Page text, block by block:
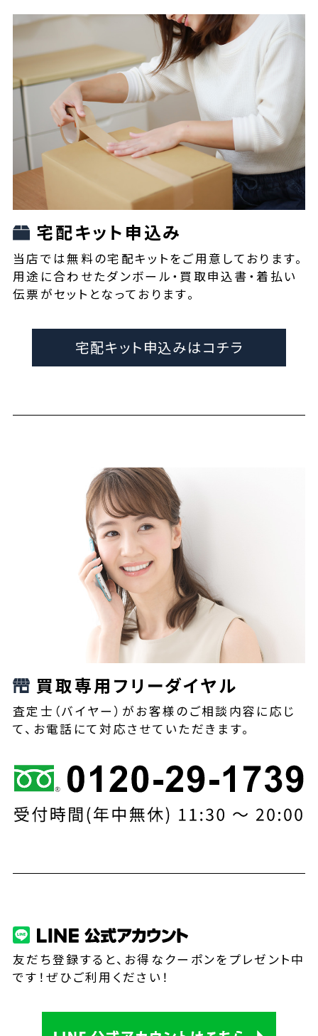
宅配キット申込み
当店では無料の宅配キットをご用意しております。
用途に合わせたダンボール・買取申込書・着払い
伝票がセットとなっております。
宅配キット申込みはコチラ
買取専用フリーダイヤル
査定士（バイヤー）がお客様のご相談内容に応じ
て、お電話にて対応させていただきます。
友だち登録すると、お得なクーポンをプレゼント中
です！ぜひご利用ください！